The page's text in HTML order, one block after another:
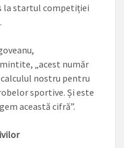
la startul competiției
„acest număr
nostru pentru
sportive. Și este
această cifră”.